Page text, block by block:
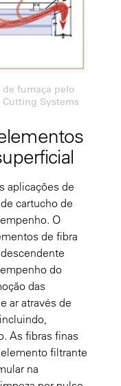
de fumaça pelo
Systems
aplicações de
cartucho de
O
de fibra
do
das
ar através de
As fibras finas
filtrante
na